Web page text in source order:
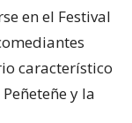
en el Festival
característico
y la